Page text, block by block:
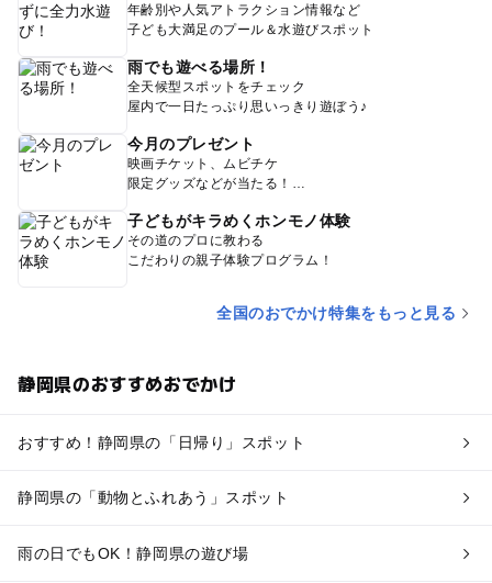
年齢別や人気アトラクション情報など
子ども大満足のプール＆水遊びスポット
雨でも遊べる場所！
全天候型スポットをチェック
屋内で一日たっぷり思いっきり遊ぼう♪
今月のプレゼント
映画チケット、ムビチケ
限定グッズなどが当たる！
子どもがキラめくホンモノ体験
その道のプロに教わる
こだわりの親子体験プログラム！
全国のおでかけ特集をもっと見る
静岡県のおすすめおでかけ
おすすめ！静岡県の「日帰り」スポット
静岡県の「動物とふれあう」スポット
雨の日でもOK！静岡県の遊び場